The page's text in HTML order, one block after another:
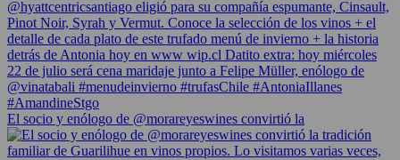
El socio y enólogo de @morareyeswines convirtió la